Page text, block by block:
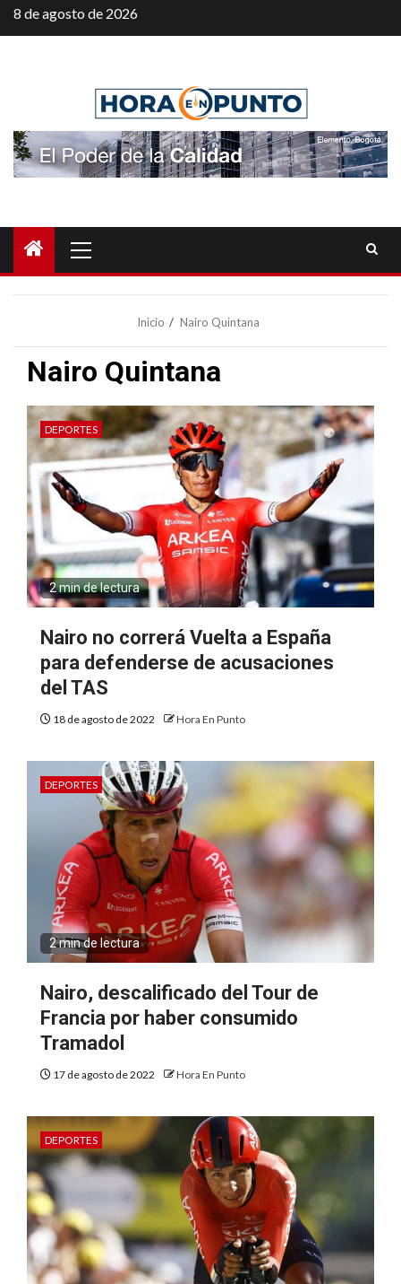
Saltar
al
8 de agosto de 2026
principal
Inicio Nairo Quintana
Nairo Quintana
DEPORTES
2 min de lectura
Nairo no correrá Vuelta a España
para defenderse de acusaciones
del TAS
18 de agosto de 2022 Hora En Punto
DEPORTES
2 min de lectura
Nairo, descalificado del Tour de
Francia por haber consumido
Tramadol
17 de agosto de 2022 Hora En Punto
DEPORTES